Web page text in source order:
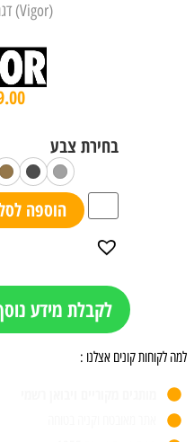
(Vigor) דגם 151012EA
הוספה
לקבלת מידע
למה לקוחות קונים אצלנו :